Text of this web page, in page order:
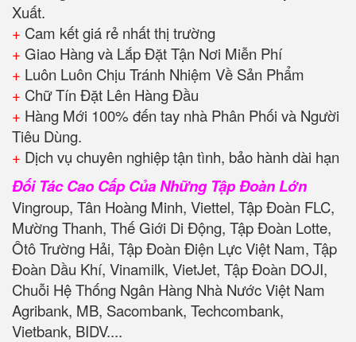
Xuất.
+ Cam kết giá rẻ nhất thị trường
+ Giao Hàng và Lắp Đặt Tận Nơi Miễn Phí
+ Luôn Luôn Chịu Tránh Nhiệm Về Sản Phẩm
+ Chữ Tín Đặt Lên Hàng Đầu
+ Hàng Mới 100% đến tay nhà Phân Phối và Người
Tiêu Dùng.
+ Dịch vụ chuyên nghiệp tận tình, bảo hành dài hạn
Đối Tác Cao Cấp Của Những Tập Đoàn Lớn
Vingroup, Tân Hoàng Minh, Viettel, Tập Đoàn FLC,
Mường Thanh, Thế Giới Di Động, Tập Đoàn Lotte,
Ôtô Trường Hải, Tập Đoàn Điện Lực Việt Nam, Tập
Đoàn Dầu Khí, Vinamilk, VietJet, Tập Đoàn DOJI,
Chuỗi Hệ Thống Ngân Hàng Nhà Nước Việt Nam
Agribank, MB, Sacombank, Techcombank,
Vietbank, BIDV....